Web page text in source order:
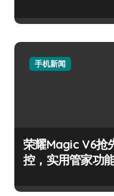
手机新闻
荣耀Magic V6抢
控，实用管家功